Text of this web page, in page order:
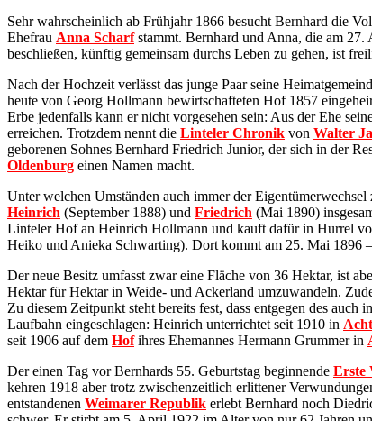
Sehr wahrscheinlich ab Frühjahr 1866 besucht Bernhard die
Ehefrau Anna Scharfstammt. Bernhard und Anna, die am 27.
beschließen, künftig gemeinsam durchs Leben zu gehen, ist
Nach der Hochzeit verlässt das junge Paar seine
heute von Georg Hollmann bewirtschafteten Hof 1857
Erbe jedenfalls kann er nicht vorgesehen sein: Aus der Ehe
erreichen. Trotzdem nennt die Linteler Chronik von Walter
geborenen Sohnes Bernhard Friedrich Junior, der sich in der
Oldenburg einen Namen macht.
Unter welchen Umständen auch immer der
Heinrich (September 1888) und Friedrich (Mai 1890)
Linteler Hof an Heinrich Hollmann und kauft dafür in Hurrel
Heiko und Anieka Schwarting). Dort kommt am 25. Mai 1896
Der neue Besitz umfasst zwar eine Fläche von 36 Hektar, ist
Hektar für Hektar in Weide- und Ackerland umzuwandeln.
Zu diesem Zeitpunkt steht bereits fest, dass entgegen des
Laufbahn eingeschlagen: Heinrich unterrichtet seit 1910 in
seit 1906 auf dem Hofihres Ehemannes Hermann Grummer in
Der einen Tag vor Bernhards 55. Geburtstag beginnende Erste
kehren 1918 aber trotz zwischenzeitlich erlittener
entstandenen Weimarer Republik erlebt Bernhard noch